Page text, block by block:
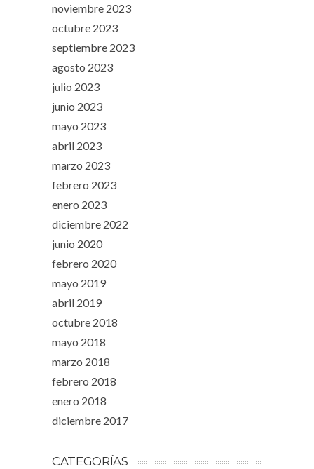
noviembre 2023
octubre 2023
septiembre 2023
agosto 2023
julio 2023
junio 2023
mayo 2023
abril 2023
marzo 2023
febrero 2023
enero 2023
diciembre 2022
junio 2020
febrero 2020
mayo 2019
abril 2019
octubre 2018
mayo 2018
marzo 2018
febrero 2018
enero 2018
diciembre 2017
CATEGORÍAS